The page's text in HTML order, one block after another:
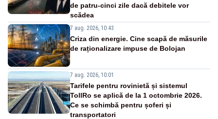
de patru-cinci zile dacă debitele vor
scădea
7 aug. 2026, 10:43
Criza din energie. Cine scapă de măsurile
de raționalizare impuse de Bolojan
7 aug. 2026, 10:01
Tarifele pentru rovinietă și sistemul
TollRo se aplică de la 1 octombrie 2026.
Ce se schimbă pentru șoferi și
transportatori